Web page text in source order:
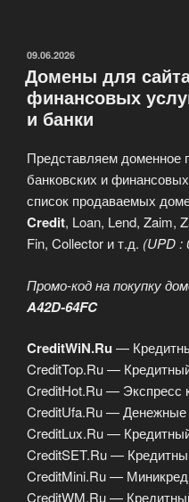
ОПУБЛИКОВАНО
09.06.2026
Домены для
финансовых
и банки
Представляем доменное
банковских и
список продаваемых
Credit, Loan, Lend, Zaim,
Fin, Collector и т.д. (UPD :
Промо-код на покупку
A42D-64FC
CreditWiN.Ru —
CreditTop.Ru —
CreditHot.Ru —
CreditUfa.Ru —
CreditLux.Ru —
CreditSET.Ru —
CreditMini.Ru —
CreditWM.Ru —